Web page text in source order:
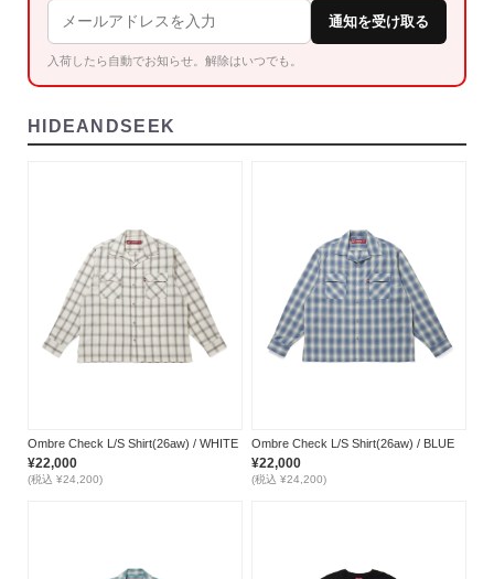
通知を受け取る
入荷したら自動でお知らせ。解除はいつでも。
HIDEANDSEEK
Ombre Check L/S Shirt(26aw) / WHITE
¥22,000
(税込 ¥24,200)
Ombre Check L/S Shirt(26aw) / BLUE
¥22,000
(税込 ¥24,200)